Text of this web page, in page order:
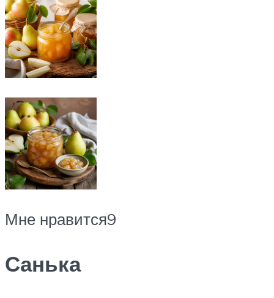
Мне нравится9
Санька